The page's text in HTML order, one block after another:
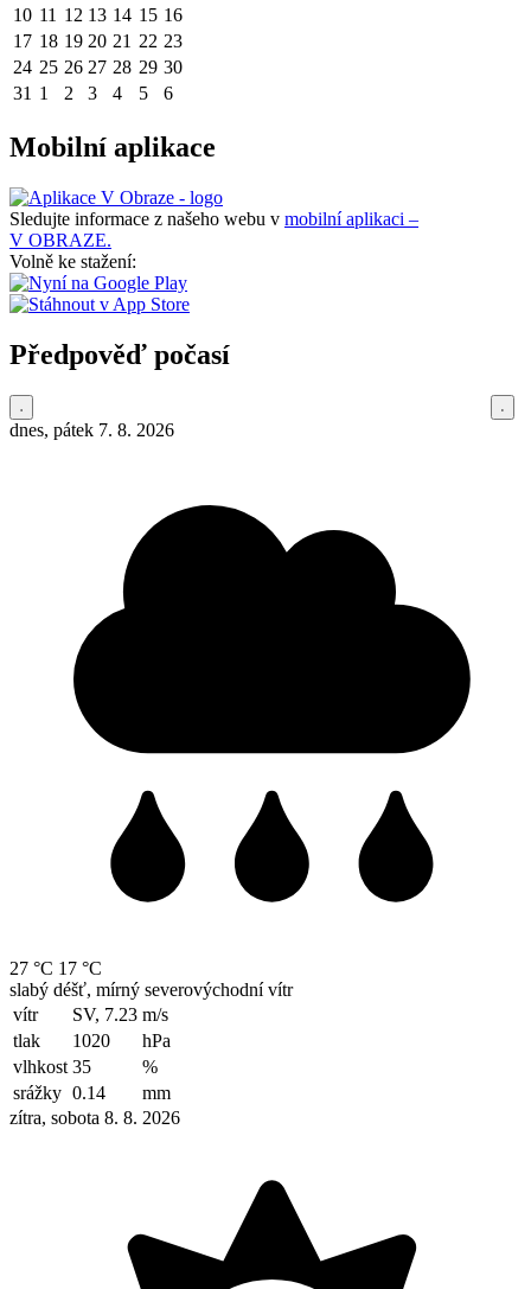
10 11 12 13 14 15 16
17 18 19 20 21 22 23
24 25 26 27 28 29 30
31 1 2 3 4 5 6
Mobilní aplikace
Sledujte informace z našeho webu v mobilní aplikaci –
V OBRAZE.
Volně ke stažení:
Předpověď počasí
dnes, pátek 7. 8. 2026
27 °C 17 °C
slabý déšť, mírný severovýchodní vítr
vítr
SV, 7.23 m/s
tlak
1020
hPa
vlhkost 35
%
srážky 0.14
mm
zítra, sobota 8. 8. 2026